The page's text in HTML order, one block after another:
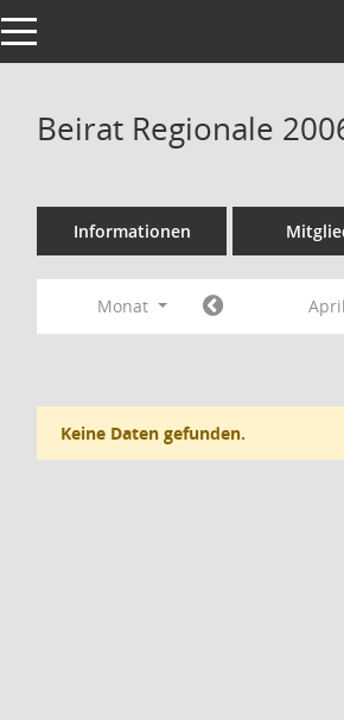
Toggle navigation
Beirat Regionale
Informationen
Monat April
Keine Daten gefunden.